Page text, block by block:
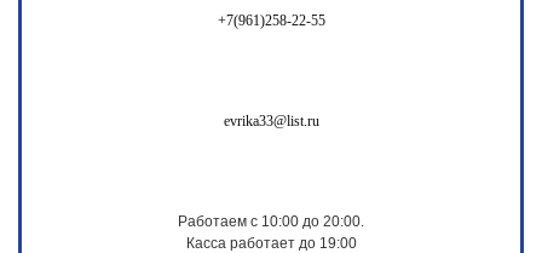
+7(961)258-22-55
evrika33@list.ru
Работаем с 10:00 до 20:00.
Касса работает до 19:00